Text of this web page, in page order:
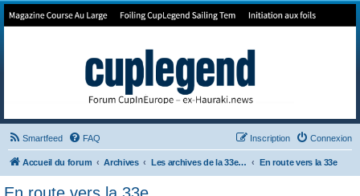
Forum de Cup In Europe
Smartfeed FAQ Connexion
Inscription
Accueil du forum Archives Les archives de la 33e America's Cup En route vers la 33e